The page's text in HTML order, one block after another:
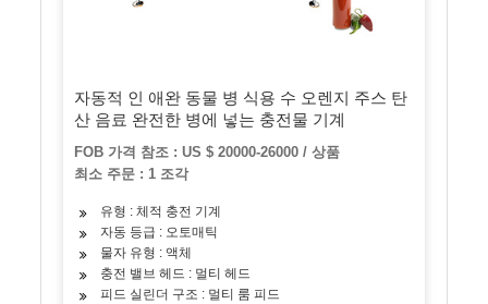
자동적 인 애완 동물 병 식용 수 오렌지 주스 탄
산 음료 완전한 병에 넣는 충전물 기계
FOB 가격 참조 : US $ 20000-26000 / 상품
최소 주문 : 1 조각
유형 : 체적 충전 기계
자동 등급 : 오토매틱
물자 유형 : 액체
충전 밸브 헤드 : 멀티 헤드
피드 실린더 구조 : 멀티 룸 피드